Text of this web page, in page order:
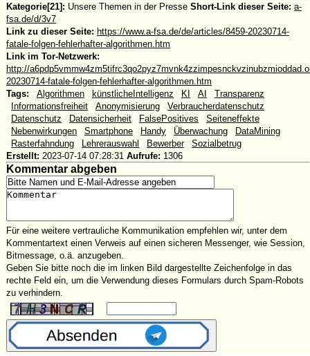
Kategorie[21]: Unsere Themen in der Presse Short-Link dieser Seite: a-
fsa.de/d/3v7
Link zu dieser Seite: https://www.a-fsa.de/de/articles/8459-20230714-
fatale-folgen-fehlerhafter-algorithmen.htm
Link im Tor-Netzwerk:
http://
20230714-fatale-folgen-fehlerhafter-algorithmen.htm
Tags:
Algorithmen künstlicheIntelligenz KI AI
Transparenz
Informationsfreiheit Anonymisierung
Verbraucherdatenschutz
Datenschutz Datensicherheit FalsePositives
Seiteneffekte
Nebenwirkungen Smartphone Handy Überwachung
DataMining
Rasterfahndung Lehrerauswahl Bewerber
Sozialbetrug
Erstellt: 2023-07-14 07:28:31 Aufrufe: 1306
Kommentar abgeben
Für eine weitere vertrauliche Kommunikation empfehlen wir, unter dem
Kommentartext einen Verweis auf einen sicheren Messenger, wie Session,
Bitmessage, o.ä. anzugeben.
Geben Sie bitte noch die im linken Bild dargestellte Zeichenfolge in das
rechte Feld ein, um die Verwendung dieses Formulars durch Spam-Robots
zu verhindern.